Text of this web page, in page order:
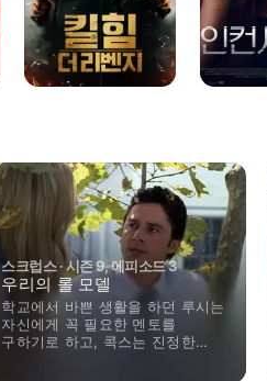
스크럽스 · 시즌 9, 에피소드 3
우리의 롤 모델
학교에서 바쁜 생활을 하던 루시는
자신에게 꼭 필요한 멘토를
구하기로 하고, 콕스는 진정한